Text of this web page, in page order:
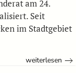
am 24.
Seit
im Stadtgebiet
weiterlesen